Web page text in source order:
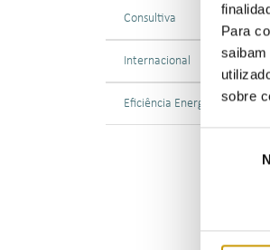
Para
sobre
Consultiva
Internacional
Eficiência Energética